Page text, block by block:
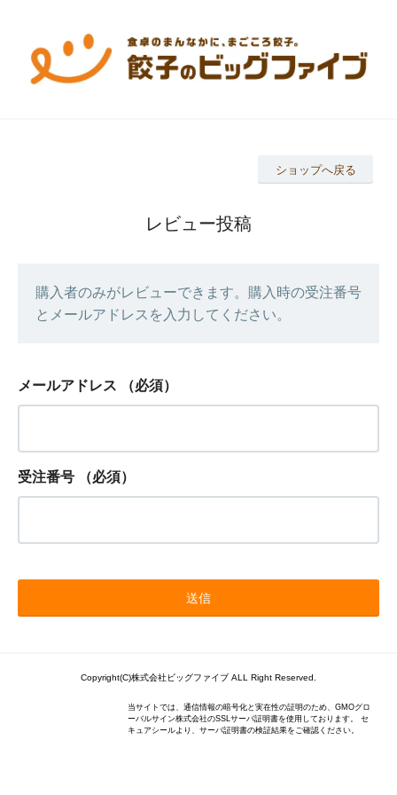
ショップへ戻る
レビュー投稿
購入者のみがレビューできます。購入時の受注番号
とメールアドレスを入力してください。
メールアドレス （必須）
受注番号 （必須）
Copyright(C)株式会社ビッグファイブ ALL Right Reserved.
当サイトでは、通信情報の暗号化と実在性の証明のため、GMOグロ
ーバルサイン株式会社のSSLサーバ証明書を使用しております。 セ
キュアシールより、サーバ証明書の検証結果をご確認ください。